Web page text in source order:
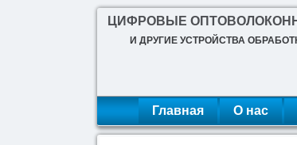
ЦИФРОВЫЕ
И ДРУГИЕ УСТРОЙСТВА
Главная О нас